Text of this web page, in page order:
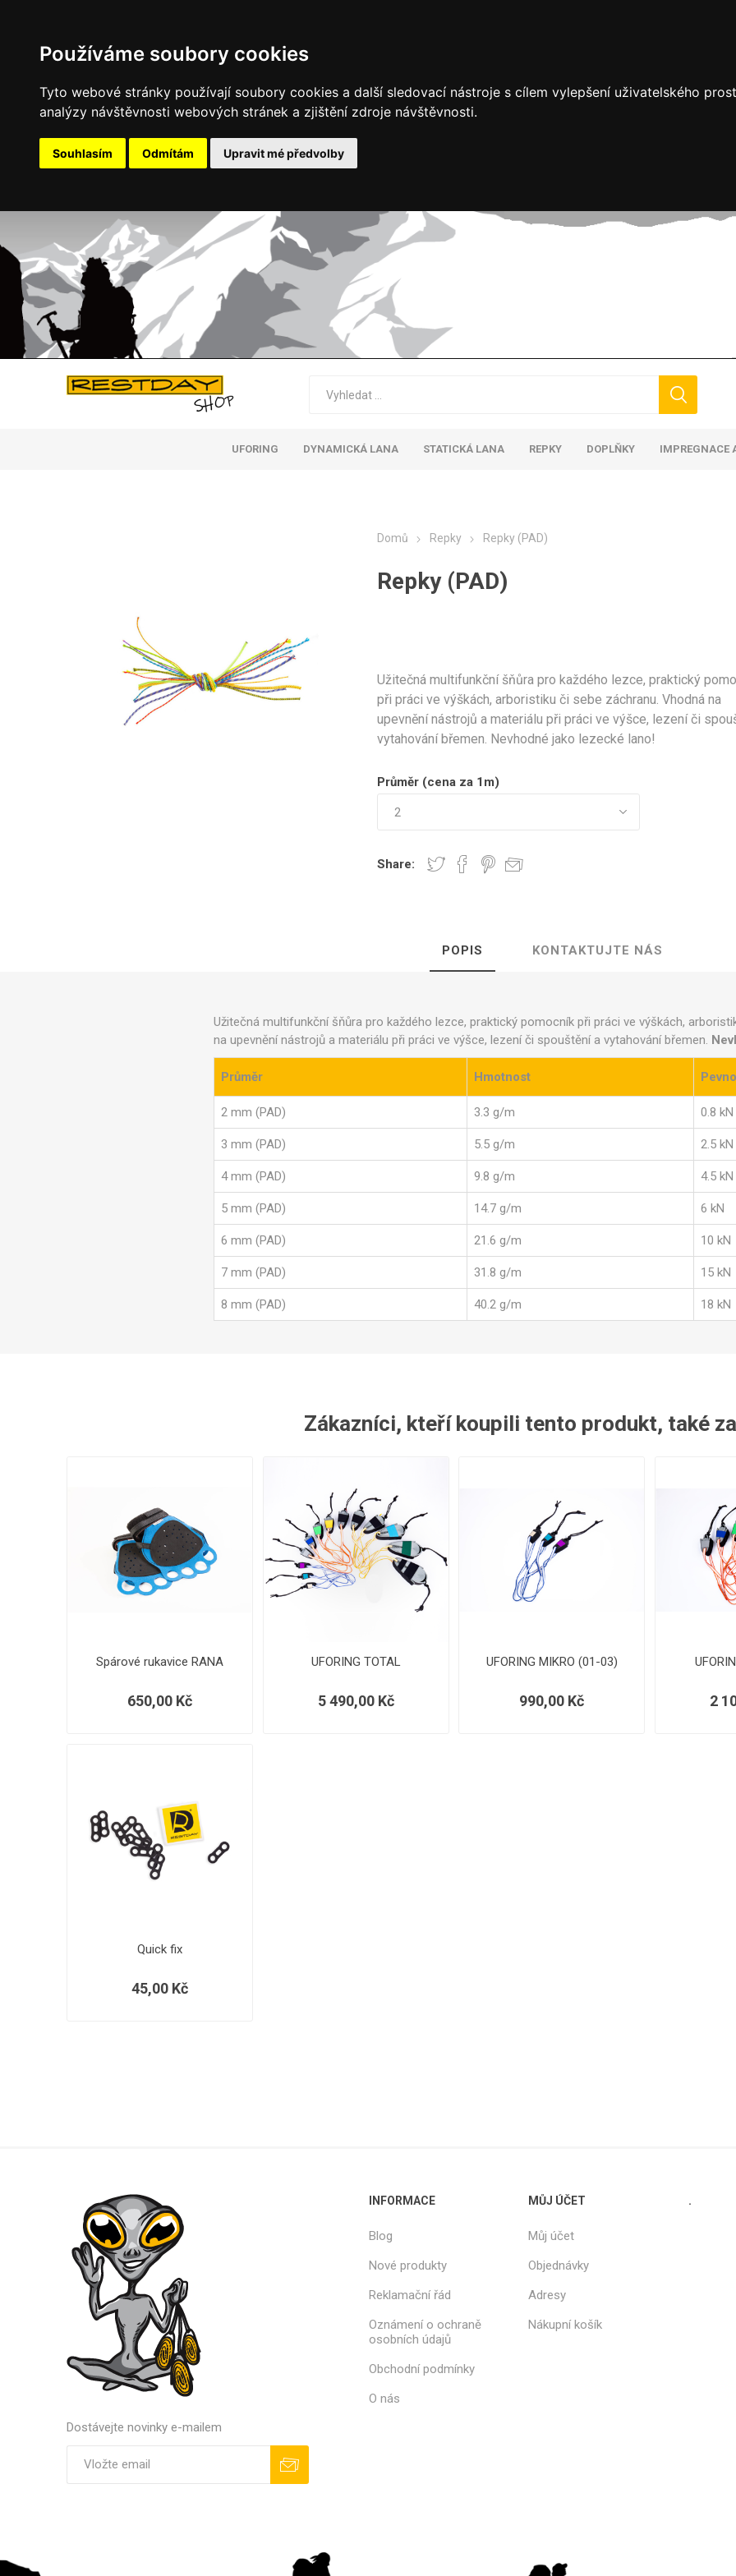
Používáme soubory cookies
Tyto webové stránky používají soubory cookies a další sledovací nástroje s cílem vylepšení uživatelského
analýzy návštěvnosti webových stránek a zjištění zdroje návštěvnosti.
Souhlasím Odmítám Upravit mé předvolby
UFORING DYNAMICKÁ LANA STATICKÁ LANA REPKY DOPLŇKY IMPREGNACE
Domů Repky Repky (PAD)
Repky (PAD)
Užitečná multifunkční šňůra pro každého lezce, praktický
při práci ve výškách, arboristiku či sebe záchranu. Vhodná na
upevnění nástrojů a materiálu při práci ve výšce, lezení či
vytahování břemen. Nevhodné jako lezecké lano!
Průměr (cena za 1m)
Share:
POPIS KONTAKTUJTE NÁS
Užitečná multifunkční šňůra pro každého lezce, praktický pomocník při práci ve výškách,
na upevnění nástrojů a materiálu při práci ve výšce, lezení či spouštění a vytahování břemen.
Průměr Hmotnost
2 mm (PAD) 3.3 g/m 0.8 kN
3 mm (PAD) 5.5 g/m 2.5 kN
4 mm (PAD) 9.8 g/m 4.5 kN
5 mm (PAD) 14.7 g/m 6 kN
6 mm (PAD) 21.6 g/m 10 kN
7 mm (PAD) 31.8 g/m 15 kN
8 mm (PAD) 40.2 g/m 18 kN
Zákazníci, kteří koupili tento produkt, také
Spárové rukavice RANA
650,00 Kč
UFORING TOTAL
5 490,00 Kč
UFORING MIKRO (01-03)
990,00 Kč 2
Quick fix
45,00 Kč
Dostávejte novinky e-mailem
INFORMACE
Blog
Nové produkty
Reklamační řád
Oznámení o ochraně
osobních údajů
Obchodní podmínky
O nás
MŮJ ÚČET
Můj účet
Objednávky
Adresy
Nákupní košík
.